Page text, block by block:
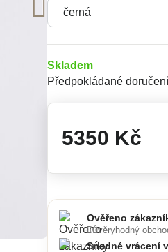
Skladem
Předpokládané
5350 Kč
Ověřeno
Důvěryhodný
Snadné vrácení